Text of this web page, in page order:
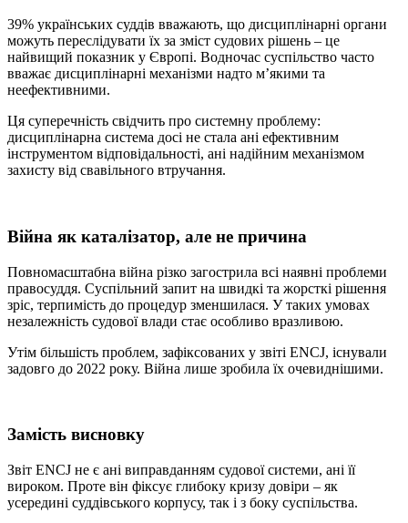
39% українських суддів вважають, що дисциплінарні органи
можуть переслідувати їх за зміст судових рішень – це
найвищий показник у Європі. Водночас суспільство часто
вважає дисциплінарні механізми надто м’якими та
неефективними.
Ця суперечність свідчить про системну проблему:
дисциплінарна система досі не стала ані ефективним
інструментом відповідальності, ані надійним механізмом
захисту від свавільного втручання.
Війна як каталізатор, але не причина
Повномасштабна війна різко загострила всі наявні проблеми
правосуддя. Суспільний запит на швидкі та жорсткі рішення
зріс, терпимість до процедур зменшилася. У таких умовах
незалежність судової влади стає особливо вразливою.
Утім більшість проблем, зафіксованих у звіті ENCJ, існували
задовго до 2022 року. Війна лише зробила їх очевиднішими.
Замість висновку
Звіт ENCJ не є ані виправданням судової системи, ані її
вироком. Проте він фіксує глибоку кризу довіри – як
усередині суддівського корпусу, так і з боку суспільства.